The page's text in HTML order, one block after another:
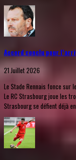
Accord conclu pour
21 Juillet 2026
Le Stade Rennais fonce sur
Le RC Strasbourg joue les
Strasbourg se défient déjà en...